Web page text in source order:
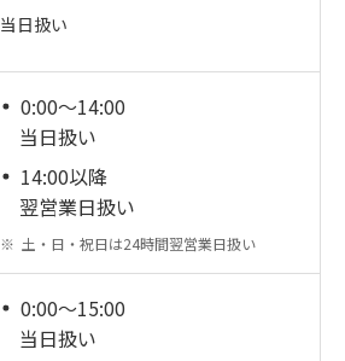
当日扱い
0:00～14:00
当日扱い
14:00以降
翌営業日扱い
土・日・祝日は24時間翌営業日扱い
0:00～15:00
当日扱い